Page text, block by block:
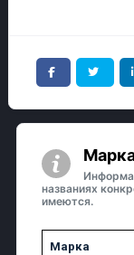
названиях
имеются.
Марка